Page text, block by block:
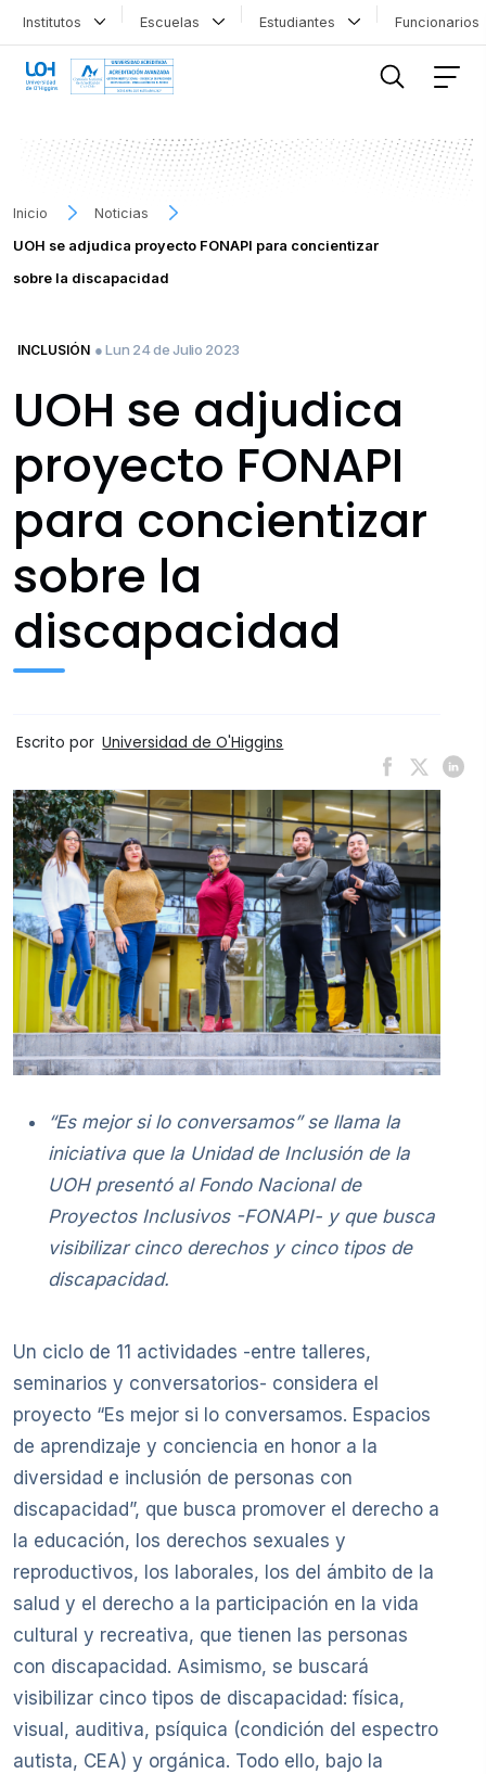
Institutos Escuelas Estudiantes
Inicio
Noticias
UOH se adjudica proyecto FONAPI para concientizar
sobre la discapacidad
INCLUSIÓN ● Lun 24 de Julio 2023
UOH se adjudica
proyecto FONAPI
para concientizar
sobre la
discapacidad
Escrito por Universidad de O'Higgins
“Es mejor si lo conversamos” se llama la
iniciativa que la Unidad de Inclusión de la
UOH presentó al Fondo Nacional de
Proyectos Inclusivos -FONAPI- y que busca
visibilizar cinco derechos y cinco tipos de
discapacidad.
Un ciclo de 11 actividades -entre talleres,
seminarios y conversatorios- considera el
proyecto “Es mejor si lo conversamos. Espacios
de aprendizaje y conciencia en honor a la
diversidad e inclusión de personas con
discapacidad”, que busca promover el derecho a
la educación, los derechos sexuales y
reproductivos, los laborales, los del ámbito de la
salud y el derecho a la participación en la vida
cultural y recreativa, que tienen las personas
con discapacidad. Asimismo, se buscará
visibilizar cinco tipos de discapacidad: física,
visual, auditiva, psíquica (condición del espectro
autista, CEA) y orgánica. Todo ello, bajo la